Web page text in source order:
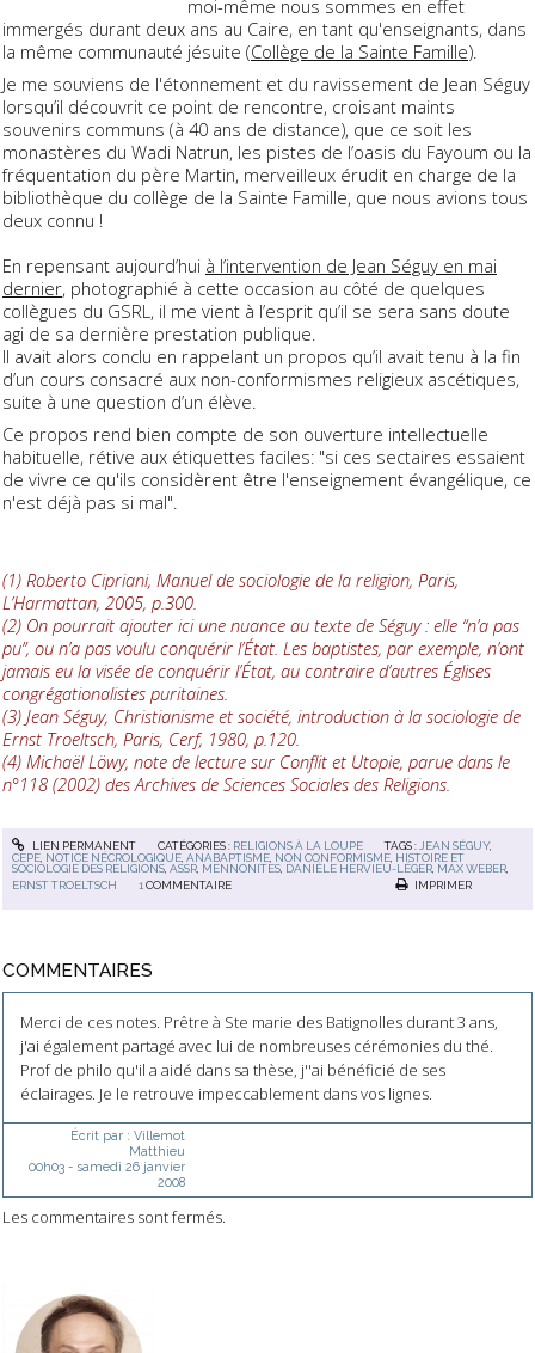
moi-même nous sommes en effet
immergés durant deux ans au Caire, en tant qu'enseignants, dans
la même communauté jésuite (Collège de la Sainte Famille).
Je me souviens de l'étonnement et du ravissement de Jean Séguy
lorsqu’il découvrit ce point de rencontre, croisant maints
souvenirs communs (à 40 ans de distance), que ce soit les
monastères du Wadi Natrun, les pistes de l’oasis du Fayoum ou la
fréquentation du père Martin, merveilleux érudit en charge de la
bibliothèque du collège de la Sainte Famille, que nous avions tous
deux connu !
En repensant aujourd’hui à l’intervention de Jean Séguy en mai
dernier, photographié à cette occasion au côté de quelques
collègues du GSRL, il me vient à l’esprit qu’il se sera sans doute
agi de sa dernière prestation publique.
Il avait alors conclu en rappelant un propos qu’il avait tenu à la fin
d’un cours consacré aux non-conformismes religieux ascétiques,
suite à une question d’un élève.
Ce propos rend bien compte de son ouverture intellectuelle
habituelle, rétive aux étiquettes faciles: "si ces sectaires essaient
de vivre ce qu'ils considèrent être l'enseignement évangélique, ce
n'est déjà pas si mal".
(1) Roberto Cipriani, Manuel de sociologie de la religion, Paris,
L’Harmattan, 2005, p.300.
(2) On pourrait ajouter ici une nuance au texte de Séguy : elle “n’a pas
pu”, ou n’a pas voulu conquérir l’État. Les baptistes, par exemple, n’ont
jamais eu la visée de conquérir l’État, au contraire d’autres Églises
congrégationalistes puritaines.
(3) Jean Séguy, Christianisme et société, introduction à la sociologie de
Ernst Troeltsch, Paris, Cerf, 1980, p.120.
(4) Michaël Löwy, note de lecture sur Conflit et Utopie, parue dans le
n°118 (2002) des Archives de Sciences Sociales des Religions.
LIEN PERMANENT CATÉGORIES : RELIGIONS À LA LOUPE TAGS : JEAN SÉGUY,
CEPE NOTICE NÉCROLOGIQUE ,ANABAPTISME NON CONFORMISME HISTOIRE ET
SOCIOLOGIE DES RELIGIONS ,ASSR MENNONITES DANIÈLE HERVIEU-LÉGER MAX WEBER
ERNST TROELTSCH
1 COMMENTAIRE IMPRIMER
COMMENTAIRES
Merci de ces notes. Prêtre à Ste marie des Batignolles durant 3 ans,
j'ai également partagé avec lui de nombreuses cérémonies du thé.
Prof de philo qu'il a aidé dans sa thèse, j''ai bénéficié de ses
éclairages. Je le retrouve impeccablement dans vos lignes.
Écrit par : Villemot
Matthieu
00h03- samedi 26 janvier
2008
Les commentaires sont fermés.